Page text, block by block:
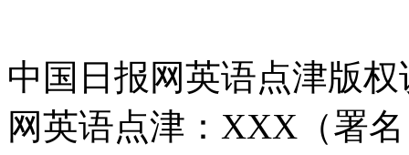
中国日报网英语点津版
网英语点津：XXX（署